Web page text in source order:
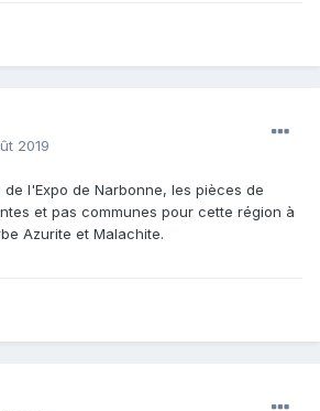
2019
l'Expo de Narbonne, les pièces de
et pas communes pour cette région à
Azurite et Malachite.